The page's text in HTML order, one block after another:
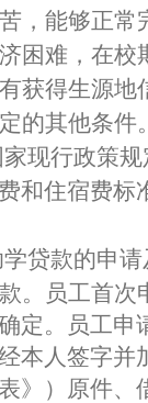
，能够正常
济困难，在
获得生源地
的其他条件。
现行政策规
和住宿费标
贷款的申请
款。员工首
定。员工
经本人签字
》）原件